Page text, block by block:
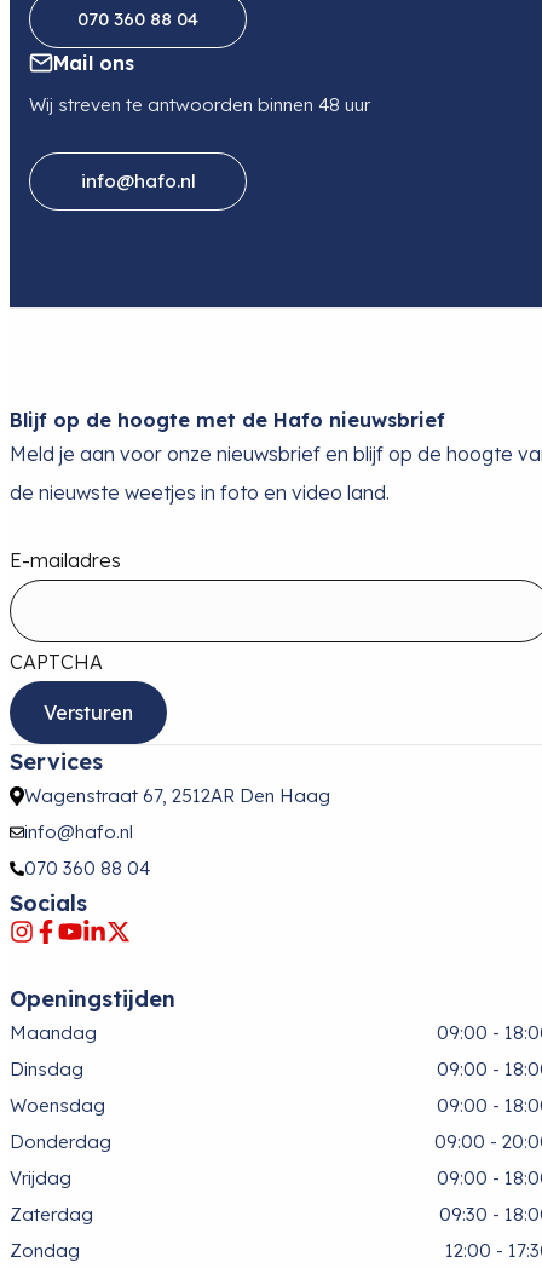
070 360 88 04
Mail ons
Wij streven te antwoorden binnen 48 uur
info@hafo.nl
Blijf op de hoogte met de Hafo nieuwsbrief
Meld je aan voor onze nieuwsbrief en blijf op de hoogte
de nieuwste weetjes in foto en video land.
E-mailadres
CAPTCHA
Services
Wagenstraat 67, 2512AR Den Haag
info@hafo.nl
070 360 88 04
Socials
Openingstijden
Maandag
09:00 -
Dinsdag
09:00 -
Woensdag
09:00 -
Donderdag
09:00 -
Vrijdag
09:00 -
Zaterdag
09:30 -
Zondag
12:00 -